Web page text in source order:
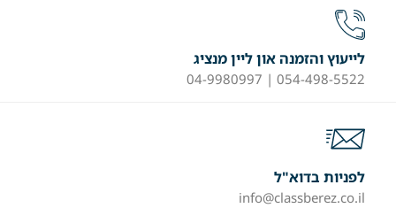
לייעוץ והזמנה און ליין מנציג
054-498-5522 | 04-9980997
לפניות בדוא"ל
info@classberez.co.il